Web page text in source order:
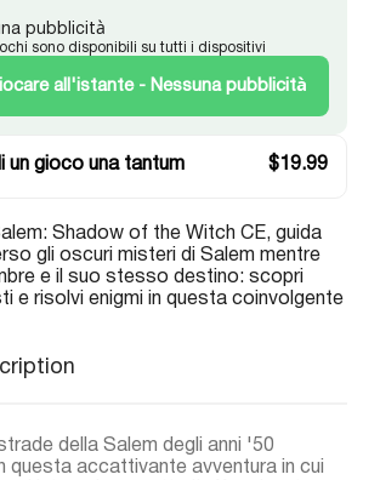
pubblicità
sono disponibili su tutti i dispositivi
all'istante - Nessuna pubblicità
un gioco una tantum $19.99
Shadow of the Witch CE, guida
gli oscuri misteri di Salem mentre
e il suo stesso destino: scopri
e risolvi enigmi in questa coinvolgente
della Salem degli anni '50
questa accattivante avventura in cui